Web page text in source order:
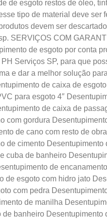
de esgoto restos de óleo,
tipo de material deve
devem ser
SERVIÇOS COM
de esgoto por conta
Serviços SP, para que
e dar a melhor solução
de caixa de
para esgoto 4″
de caixa de
com gordura
de cano com resto de
de cimento
cuba de banheiro
de
de esgoto com hidro jato
com pedra
de manilha
de banheiro